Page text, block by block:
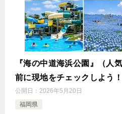
『海の中道海浜公園』（人
前に現地をチェックしよう！
公開日： 2026年5月20日
福岡県